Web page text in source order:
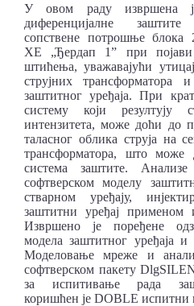
У овом раду извршена
диференцијалне заштите
сопствене потрошње блока
ХЕ „Ђердап 1” при
штићења, уважавајући
струјних трансформатора
заштитног уређаја. При
систему који резултују
интензитета, може доћи до
таласног облика струја на
трансформатора, што
система заштите.
софтверском моделу
стварном уређају,
заштитни уређај применом
Извршено је поређене
модела заштитног уређаја и
Моделовање мреже и
софтверском пакету
за испитивање рада
коришћен је DOBLE испитни